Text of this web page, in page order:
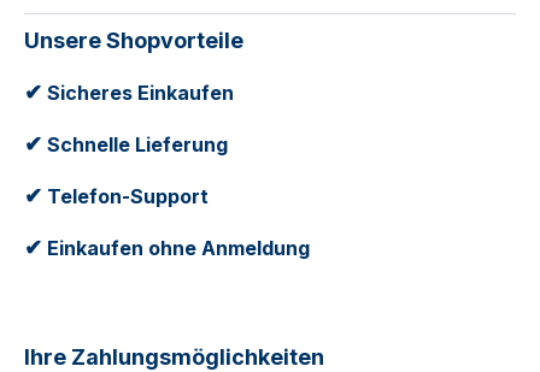
Unsere Shopvorteile
✔ Sicheres Einkaufen
✔ Schnelle Lieferung
✔ Telefon-Support
✔ Einkaufen ohne Anmeldung
Ihre Zahlungsmöglichkeiten